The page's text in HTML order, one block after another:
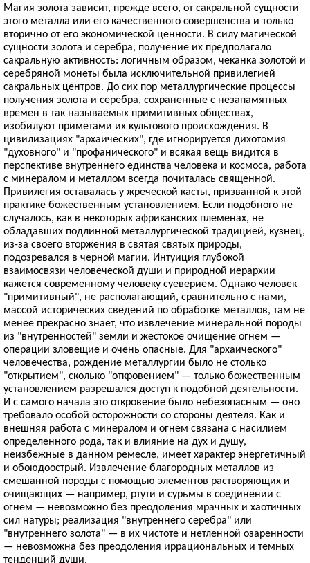
Магия золота зависит, прежде всего, от сакральной сущности
этого металла или его качественного совершенства и только
вторично от его экономической ценности. В силу магической
сущности золота и серебра, получение их предполагало
сакральную активность: логичным образом, чеканка золотой и
серебряной монеты была исключительной привилегией
сакральных центров. До сих пор металлургические процессы
получения золота и серебра, сохраненные с незапамятных
времен в так называемых примитивных обществах,
изобилуют приметами их культового происхождения. В
цивилизациях "архаических", где игнорируется дихотомия
"духовного" и "профанического" и всякая вещь видится в
перспективе внутреннего единства человека и космоса, работа
с минералом и металлом всегда почиталась священной.
Привилегия оставалась у жреческой касты, призванной к этой
практике божественным установлением. Если подобного не
случалось, как в некоторых африканских племенах, не
обладавших подлинной металлургической традицией, кузнец,
из-за своего вторжения в святая святых природы,
подозревался в черной магии. Интуиция глубокой
взаимосвязи человеческой души и природной иерархии
кажется современному человеку суеверием. Однако человек
"примитивный", не располагающий, сравнительно с нами,
массой исторических сведений по обработке металлов, там не
менее прекрасно знает, что извлечение минеральной породы
из "внутренностей" земли и жестокое очищение огнем —
операции зловещие и очень опасные. Для "архаического"
человечества, рождение металлургии было не столько
"открытием", сколько "откровением" — только божественным
установлением разрешался доступ к подобной деятельности.
И с самого начала это откровение было небезопасным — оно
требовало особой осторожности со стороны деятеля. Как и
внешняя работа с минералом и огнем связана с насилием
определенного рода, так и влияние на дух и душу,
неизбежные в данном ремесле, имеет характер энергетичный
и обоюдоострый. Извлечение благородных металлов из
смешанной породы с помощью элементов растворяющих и
очищающих — например, ртути и сурьмы в соединении с
огнем — невозможно без преодоления мрачных и хаотичных
сил натуры; реализация "внутреннего серебра" или
"внутреннего золота" — в их чистоте и нетленной озаренности
— невозможна без преодоления иррациональных и темных
тенденций души.